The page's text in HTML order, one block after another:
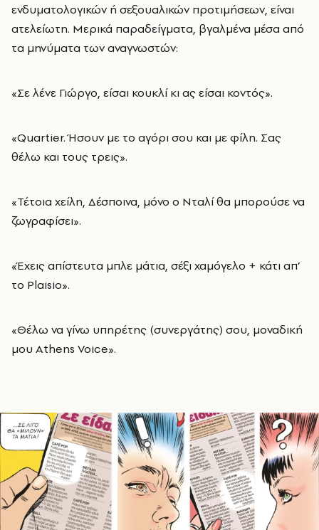
ενδυματολογικών ή σεξουαλικών προτιμήσεων, είναι
ατελείωτη. Μερικά παραδείγματα, βγαλμένα μέσα από
τα μηνύματα των αναγνωστών:
«Σε λένε Γιώργο, είσαι κουκλί κι ας είσαι κοντός».
«Quartier. Ήσουν με το αγόρι σου και με φίλη. Σας
θέλω και τους τρεις».
«Τέτοια χείλη, Δέσποινα, μόνο ο Νταλί θα μπορούσε να
ζωγραφίσει».
«Έχεις απίστευτα μπλε μάτια, σέξι χαμόγελο + κάτι απ’
το Plaisio».
«Θέλω να γίνω υπηρέτης (συνεργάτης) σου, μοναδική
μου Athens Voice».